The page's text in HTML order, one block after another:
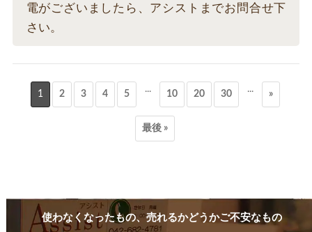
電がございましたら、アシストまでお問合せ下
さい。
1 2 3 4 5 ... 10 20 30 ... »
最後 »
使わなくなったもの、売れるかどうかご不安なもの